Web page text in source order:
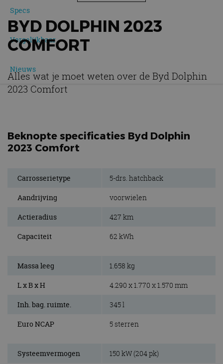
Specs
Vergelijkbaar
Nieuws
BYD DOLPHIN 2023
COMFORT
Alles wat je moet weten over de Byd Dolphin
2023 Comfort
Beknopte specificaties Byd Dolphin
2023 Comfort
Carrosserietype 5-drs. hatchback
Aandrijving voorwielen
Actieradius 427 km
Capaciteit 62 kWh
Massa leeg 1.658 kg
L x B x H 4.290 x 1.770 x 1.570 mm
Inh. bag. ruimte. 345 l
Euro NCAP 5 sterren
Systeemvermogen 150 kW (204 pk)